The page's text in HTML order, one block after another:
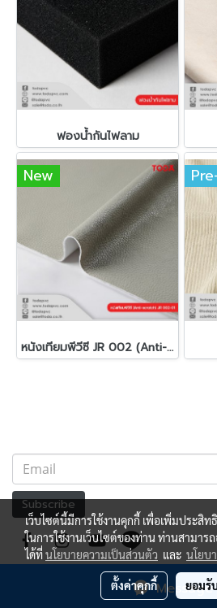
Message
ฟองน้ำกันไฟลาม
New
หนังเทียมพีวีซี JR 002 (Anti-scratch)
Subscribe
เว็บไซต์นี้มีการใช้งานคุกกี้ เพื่อเพิ่มประสิ
ในการใช้งานเว็บไซต์ของท่าน ท่านสามาร
ได้ที่นโยบายความเป็นส่วนตัว และ นโยบ
ตั้งค่าคุกกี้ ยอมรั